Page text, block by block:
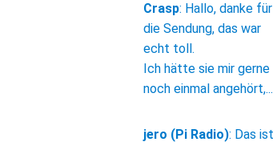
Crasp: Hallo, danke für
die Sendung, das war
echt toll.
Ich hätte sie mir gerne
noch einmal angehört,...
jero (Pi Radio): Das ist